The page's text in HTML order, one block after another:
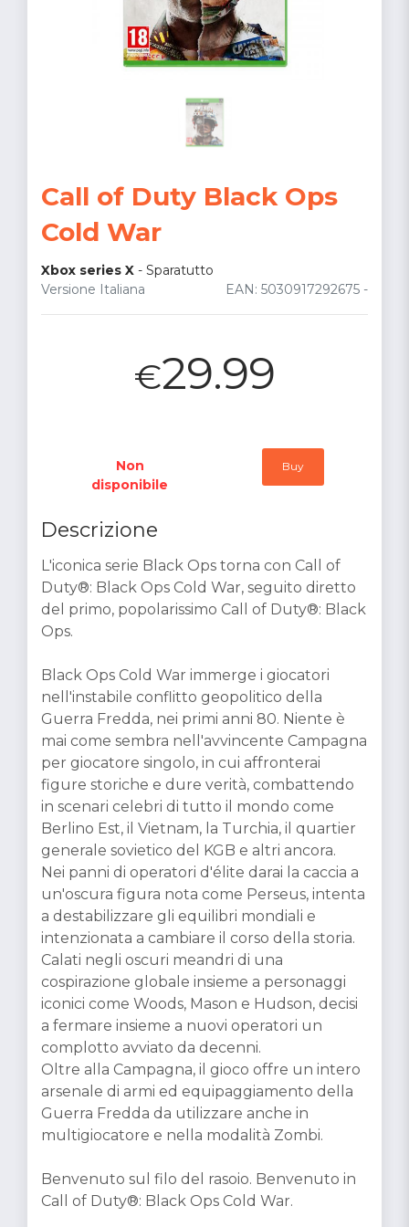
Call of Duty Black Ops
Cold War
Xbox series X - Sparatutto
EAN: 5030917292675 -
Versione Italiana
€29.99
Non
disponibile
Buy
Descrizione
L'iconica serie Black Ops torna con Call of
Duty®: Black Ops Cold War, seguito diretto
del primo, popolarissimo Call of Duty®: Black
Ops.
Black Ops Cold War immerge i giocatori
nell'instabile conflitto geopolitico della
Guerra Fredda, nei primi anni 80. Niente è
mai come sembra nell'avvincente Campagna
per giocatore singolo, in cui affronterai
figure storiche e dure verità, combattendo
in scenari celebri di tutto il mondo come
Berlino Est, il Vietnam, la Turchia, il quartier
generale sovietico del KGB e altri ancora.
Nei panni di operatori d'élite darai la caccia a
un'oscura figura nota come Perseus, intenta
a destabilizzare gli equilibri mondiali e
intenzionata a cambiare il corso della storia.
Calati negli oscuri meandri di una
cospirazione globale insieme a personaggi
iconici come Woods, Mason e Hudson, decisi
a fermare insieme a nuovi operatori un
complotto avviato da decenni.
Oltre alla Campagna, il gioco offre un intero
arsenale di armi ed equipaggiamento della
Guerra Fredda da utilizzare anche in
multigiocatore e nella modalità Zombi.
Benvenuto sul filo del rasoio. Benvenuto in
Call of Duty®: Black Ops Cold War.